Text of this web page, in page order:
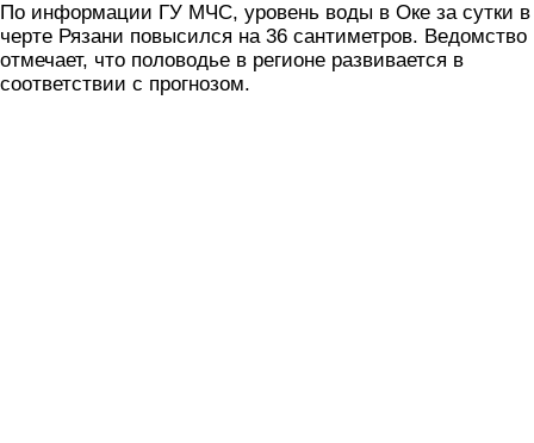
По информации ГУ МЧС, уровень воды в Оке за сутки в
черте Рязани повысился на 36 сантиметров. Ведомство
отмечает, что половодье в регионе развивается в
соответствии с прогнозом.